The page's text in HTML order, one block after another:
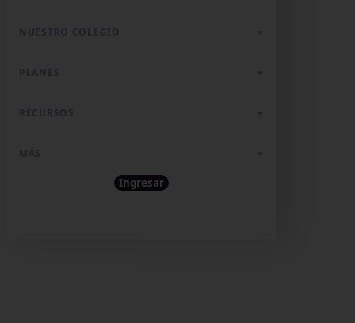
Ingresar